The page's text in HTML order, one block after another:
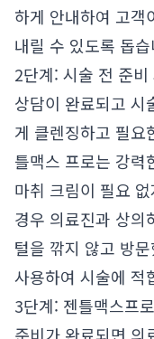
하게 안내하여 고객
내릴 수 있도록 돕
2단계: 시술 전 준비
상담이 완료되고 시
게 클렌징하고 필요
틀맥스 프로는 강력
마취 크림이 필요
경우 의료진과 상의
털을 깎지 않고 방
사용하여 시술에 적
3단계: 젠틀맥스프